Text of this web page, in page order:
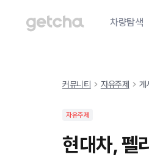
차량탐색
커뮤니티 자유주제 게
자유주제
현대차, 펠